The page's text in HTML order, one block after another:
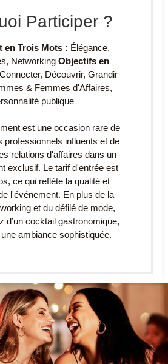
Participer ?
en Trois Mots : Élégance,
Networking Objectifs en
Connecter, Découvrir, Grandir
& Femmes d'Affaires,
publique
est une occasion rare de
professionnels influents et de
relations d'affaires dans un
exclusif. Le tarif d'entrée est
ce qui reflète la qualité et
l'événement. En plus de la
et du défilé de mode,
d’un cocktail gastronomique,
ambiance sophistiquée.